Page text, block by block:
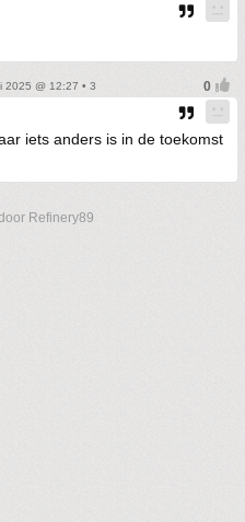
2025 @ 12:27 • 3
iets anders is in de toekomst
Refinery89